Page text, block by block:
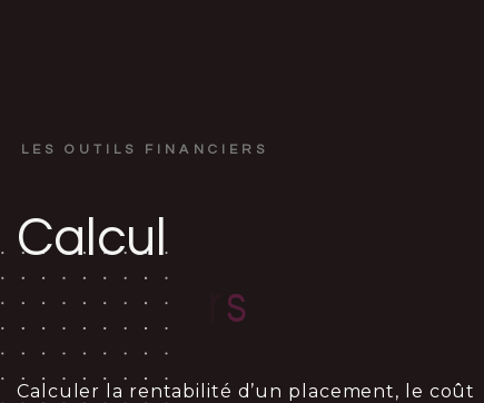
LES OUTILS FINANCIERS
Calcul
f in an ci s
Calculer la rentabilité d’un placement, le coût